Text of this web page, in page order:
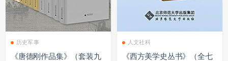
历史军事
《唐德刚作品集》（套装九
人文社科
《西方美学史丛书》（全七